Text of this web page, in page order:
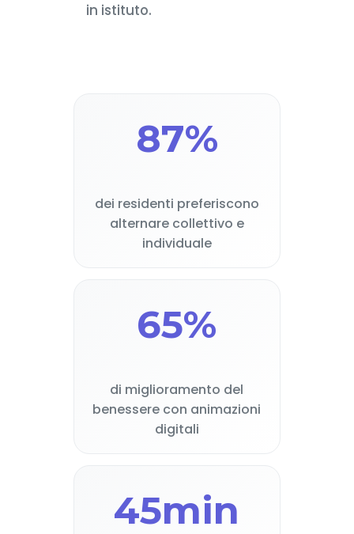
in istituto.
87%
dei residenti preferiscono
alternare collettivo e
individuale
65%
di miglioramento del
benessere con animazioni
digitali
45min